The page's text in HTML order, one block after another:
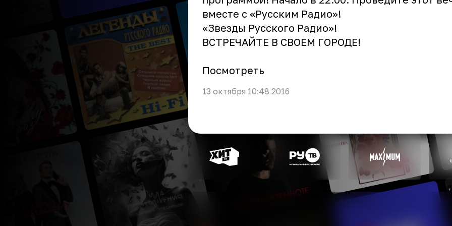
вместе с «Русским Радио»!
«Звезды Русского Радио»!
ВСТРЕЧАЙТЕ В СВОЕМ ГОРОДЕ!
Посмотреть
13 октября 10:48 2016